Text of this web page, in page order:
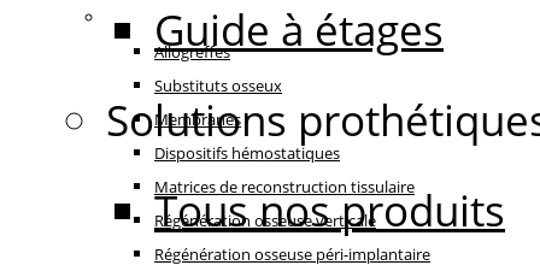
Régénération
Allogreffes
Substituts osseux
Membranes
Dispositifs hémostatiques
Matrices de reconstruction tissulaire
Régénération osseuse verticale
Régénération osseuse péri-implantaire
Guide à étages
Solutions
Tous nos produits